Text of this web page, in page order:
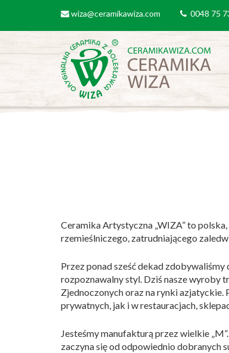
email
wiza@ceramikawiza.com tel0048 75
Ceramika Artystyczna „WIZA” to
rzemieślniczego, zatrudniającego
Przez ponad sześć dekad
rozpoznawalny styl. Dziś nasze wyroby
Zjednoczonych oraz na rynki azjatyckie.
prywatnych, jak i w restauracjach,
Jesteśmy manufakturą przez wielkie
zaczyna się od odpowiednio dobranych